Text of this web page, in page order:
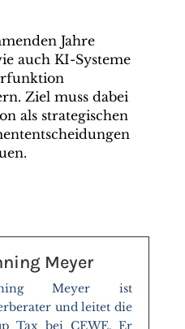
Jahre
auch KI-Systeme
Ziel muss dabei
als strategischen
Meyer
Meyer ist
und leitet die
Tax bei CEWE. Er